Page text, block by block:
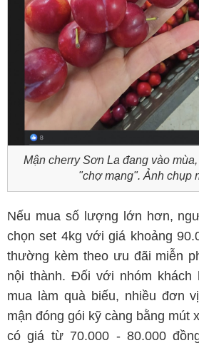
Mận cherry Sơn La đang vào
"chợ mạng". Ảnh chụp
Nếu mua số lượng lớn hơn,
chọn set 4kg với giá khoảng
thường kèm theo ưu đãi miễn
nội thành. Đối với nhóm khách
mua làm quà biếu, nhiều đơn
mận đóng gói kỹ càng bằng mút
có giá từ 70.000 - 80.000